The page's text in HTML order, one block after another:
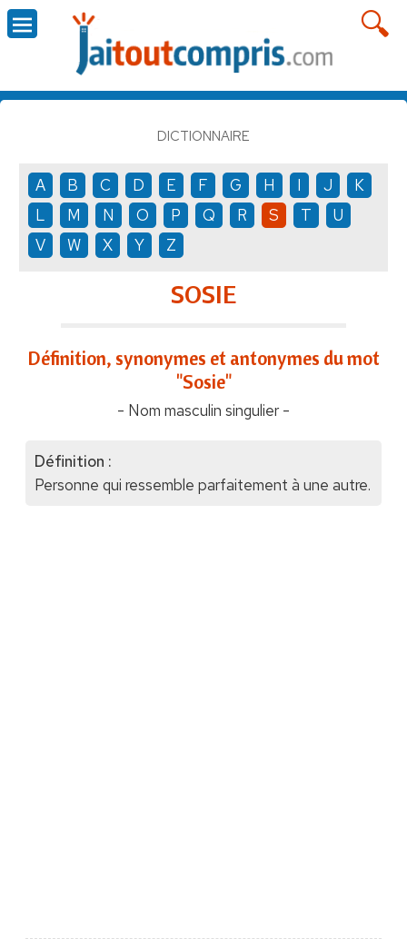
DICTIONNAIRE
A B C D E F G H I J
K
L
M N O P Q R S T
U
V
W X Y Z
SOSIE
Définition, synonymes et antonymes du mot
"Sosie"
- Nom masculin singulier -
Définition :
Personne qui ressemble parfaitement à une autre.